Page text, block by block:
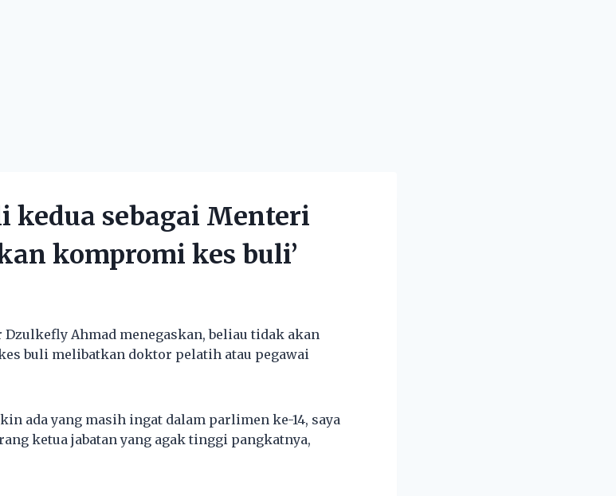
kedua sebagai Menteri
kompromi kes buli’
Ahmad menegaskan, beliau tidak akan
buli melibatkan doktor pelatih atau pegawai
ada yang masih ingat dalam parlimen ke-14, saya
ketua jabatan yang agak tinggi pangkatnya,